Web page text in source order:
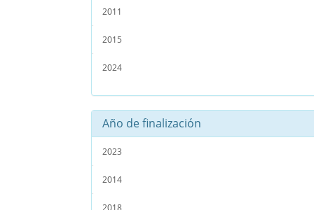
2011
2015
2024
Año de finalización
2023
2014
2018